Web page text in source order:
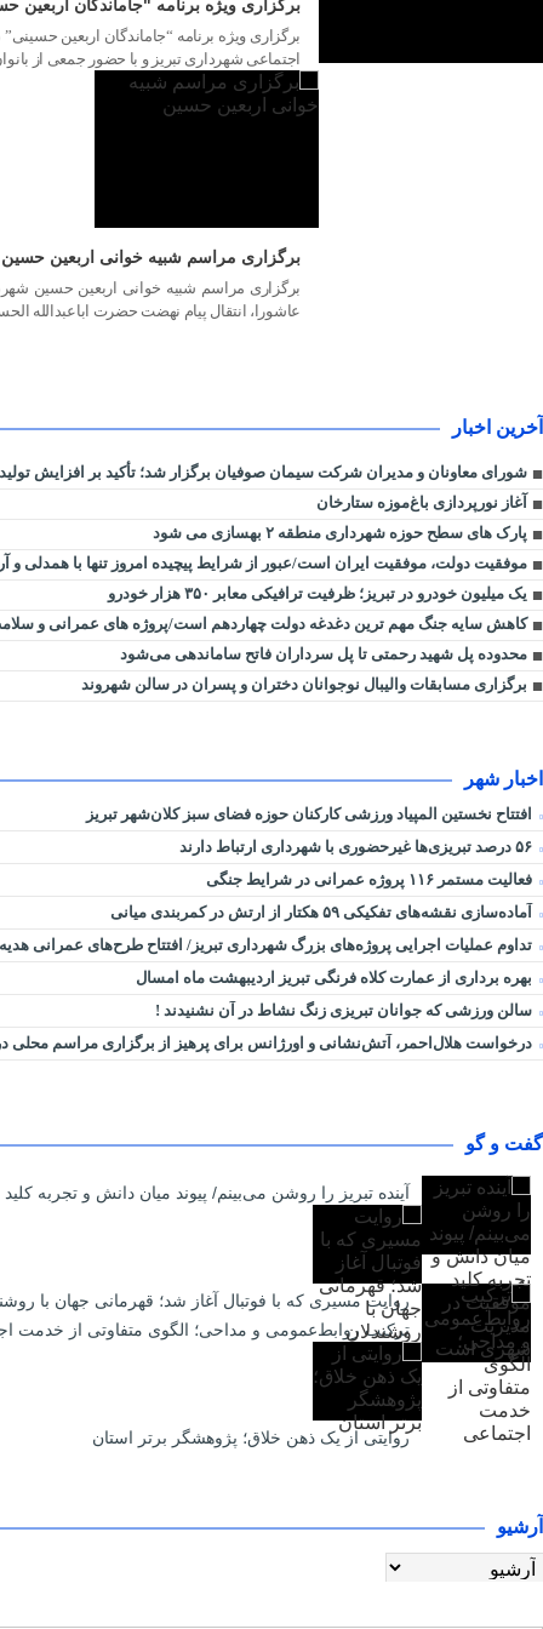
برگزاری ویژه برنامه "جاماندگان
اجتماعی شهرداری تبریز و با حضور جمعی از
برگزاری مراسم شبیه خوانی اربعین حسین
برگزاری مراسم شبیه خوانی اربعین حسین
عاشورا، انتقال پیام نهضت حضرت اباعبدالله
آخرین اخبار
شورای معاونان و مدیران شرکت سیمان صوفیان برگزار شد؛ تأکید بر افزایش
آغاز نورپردازی باغ‌موزه ستارخان
پارک های سطح حوزه شهرداری منطقه ۲ بهسازی می شود
موفقیت دولت، موفقیت ایران است/عبور از شرایط پیچیده امروز تنها با همدلی
یک میلیون خودرو در تبریز؛ ظرفیت ترافیکی معابر ۳۵۰ هزار خودرو
کاهش سایه جنگ مهم ‌ترین دغدغه دولت چهاردهم است/پروژه ‌های عمرانی و
محدوده پل شهید رحمتی تا پل سرداران فاتح ساماندهی می‌شود
برگزاری مسابقات والیبال نوجوانان دختران و پسران در سالن شهروند
اخبار شهر
افتتاح نخستین المپیاد ورزشی کارکنان حوزه فضای سبز کلان‌شهر تبریز
فعالیت مستمر ۱۱۶ پروژه عمرانی در شرایط جنگی
آماده‌سازی نقشه‌های تفکیکی ۵۹ هکتار از ارتش در کمربندی میانی
تداوم عملیات اجرایی پروژه‌های بزرگ شهرداری تبریز/ افتتاح طرح‌های عمرانی
بهره برداری از عمارت کلاه فرنگی تبریز اردیبهشت ماه امسال
سالن ورزشی که جوانان تبریزی زنگ نشاط در آن نشنیدند !
درخواست هلال‌احمر، آتش‌نشانی و اورژانس برای پرهیز از برگزاری مراسم
گفت و گو
آینده تبریز را روشن می‌بینم/ پیوند میان دانش و تجربه
روایت مسیری که با فوتبال آغاز شد؛ قهرمانی جهان با
ترکیب روابط‌عمومی و مداحی؛ الگوی متفاوتی از خدمت
روایتی از یک ذهن خلاق؛ پژوهشگر برتر استان
آرشیو